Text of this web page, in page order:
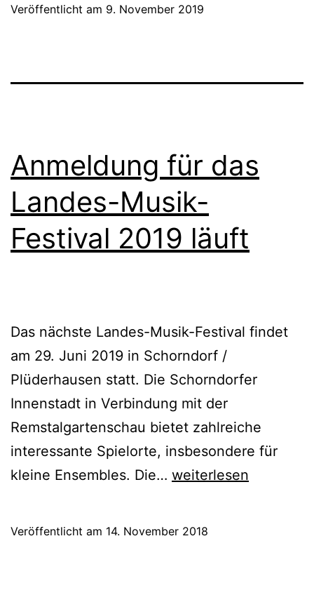
Veröffentlicht am 9. November 2019
Anmeldung für das
Landes-Musik-
Festival 2019 läuft
Das nächste Landes-Musik-Festival findet
am 29. Juni 2019 in Schorndorf /
Plüderhausen statt. Die Schorndorfer
Innenstadt in Verbindung mit der
Remstalgartenschau bietet zahlreiche
interessante Spielorte, insbesondere für
kleine Ensembles. Die… Anmeldung
weiterlesen
Veröffentlicht am 14. November 2018